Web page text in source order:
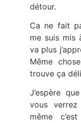
détour.
Ca ne fait
me suis mis
va plus
Même
trouve ça
J’espère
vous
même